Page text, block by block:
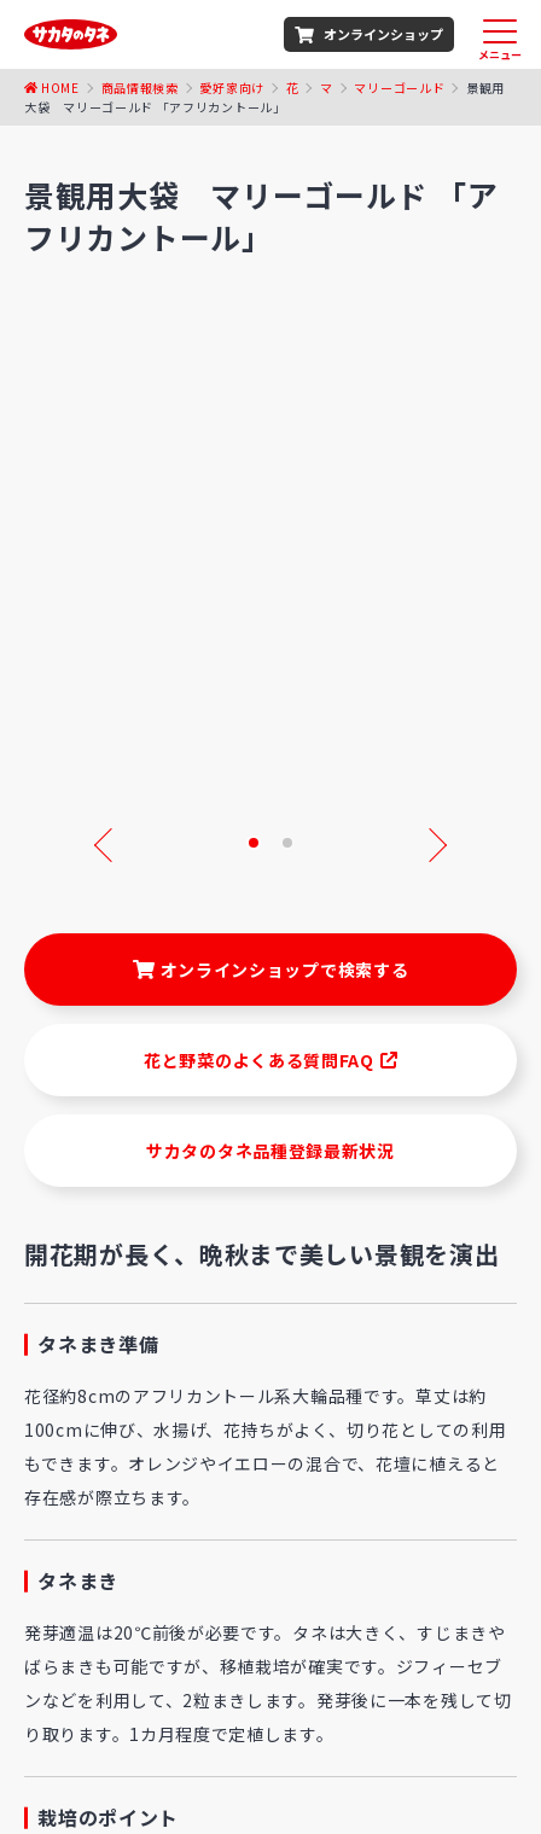
オンラインショップ
メニュー
HOME 商品情報検索 愛好家向け 花 マ マリーゴールド
景観用
大袋 マリーゴールド 「アフリカントール」
景観用大袋 マリーゴールド 「ア
フリカントール」
Next
オンラインショップで検索する
花と野菜のよくある質問FAQ
サカタのタネ品種登録最新状況
開花期が長く、晩秋まで美しい景観を演出
タネまき準備
花径約8cmのアフリカントール系大輪品種です。草丈は約
100cmに伸び、水揚げ、花持ちがよく、切り花としての利用
もできます。オレンジやイエローの混合で、花壇に植えると
存在感が際立ちます。
タネまき
発芽適温は20℃前後が必要です。タネは大きく、すじまきや
ばらまきも可能ですが、移植栽培が確実です。ジフィーセブ
ンなどを利用して、2粒まきします。発芽後に一本を残して切
り取ります。1カ月程度で定植します。
栽培のポイント